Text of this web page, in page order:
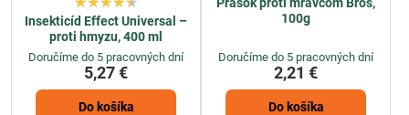
Insekticíd Effect Universal –
proti hmyzu, 400 ml
Doručíme do 5 pracovných dní
5,27 €
Do košíka
100g
Doručíme do 5 pracovných dní
2,21 €
Do košíka